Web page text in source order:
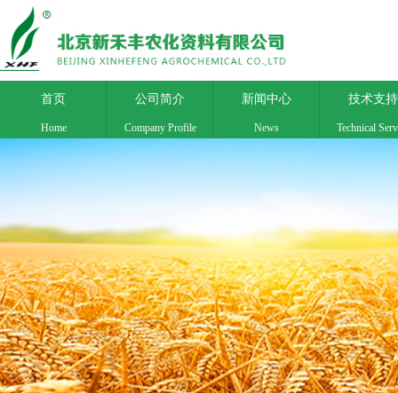
首页 公司简介 新闻中心 技术支持
Home Company Profile News Technical